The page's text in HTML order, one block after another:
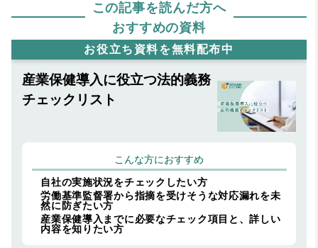
この記事を読んだ方へ
おすすめの資料
お役立ち資料を無料配布中
産業保健導入に役立つ法的義務
チェックリスト
こんな方におすすめ
自社の実施状況をチェックしたい方
労働基準監督署から指摘を受けそうな対応漏れを未
然に防ぎたい方
産業保健導入までに必要なチェック項目と、詳しい
内容を知りたい方